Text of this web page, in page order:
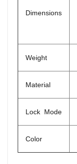
Dimensions
Weight
Material
Lock Mode
Color